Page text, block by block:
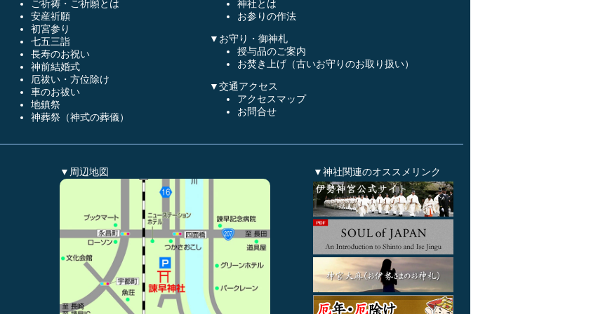
ご祈祷・ご祈願とは
安産祈願
初宮参り
七五三詣
長寿のお祝い
神前結婚式
厄祓い・方位除け
車のお祓い
地鎮祭
神葬祭（神式の葬儀）
神社とは
お参りの作法
▼お守り・御神札
授与品のご案内
お焚き上げ（古いお守りのお取り扱い）
▼交通アクセス
アクセスマップ
お問合せ
▼周辺地図 ▼神社関連のオススメリンク